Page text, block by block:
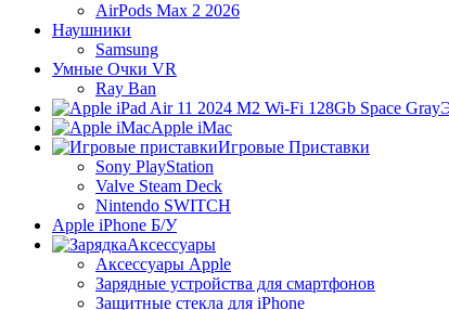
AirPods Max 2 2026
Наушники
Samsung
Умные Очки VR
Ray Ban
Apple iMac
Игровые Приставки
Sony PlayStation
Valve Steam Deck
Nintendo SWITCH
Apple iPhone Б/У
Аксессуары
Аксессуары Apple
Зарядные устройства для смартфонов
Защитные стекла для iPhone